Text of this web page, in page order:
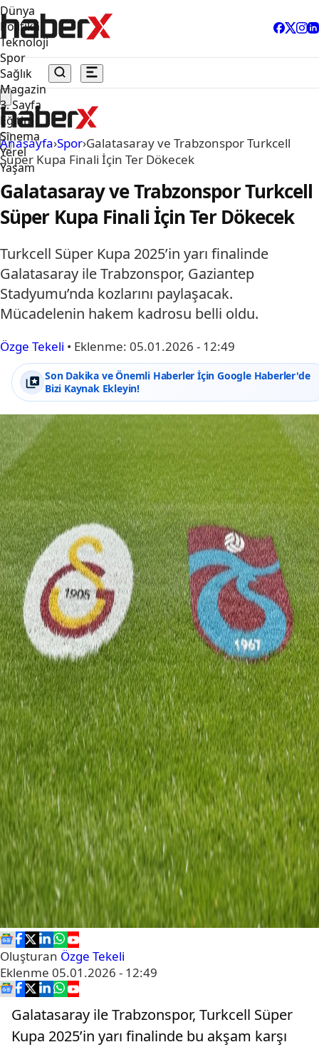
Dünya
Politika
Teknoloji
Spor
Sağlık
Magazin
3. Sayfa
Eğitim
Sinema
Yerel
Yaşam
Anasayfa›Spor›Galatasaray ve Trabzonspor Turkcell
Süper Kupa Finali İçin Ter Dökecek
Galatasaray ve Trabzonspor Turkcell
Süper Kupa Finali İçin Ter Dökecek
Turkcell Süper Kupa 2025’in yarı finalinde
Galatasaray ile Trabzonspor, Gaziantep
Stadyumu’nda kozlarını paylaşacak.
Mücadelenin hakem kadrosu belli oldu.
Özge Tekeli • Eklenme: 05.01.2026 - 12:49
Son Dakika ve Önemli Haberler İçin Google Haberler'de
Bizi Kaynak Ekleyin!
Oluşturan Özge Tekeli
Eklenme 05.01.2026 - 12:49
Galatasaray ile Trabzonspor, Turkcell Süper
Kupa 2025’in yarı finalinde bu akşam karşı